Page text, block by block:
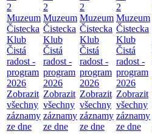
2
Muzeum
Čistecka
Klub
Čistá
radost -
program
2026
Zobrazit
všechny
záznamy
ze dne
2
Muzeum
Čistecka
Klub
Čistá
radost -
program
2026
Zobrazit
všechny
záznamy
ze dne
2
Muzeum
Čistecka
Klub
Čistá
radost -
program
2026
Zobrazit
všechny
záznamy
ze dne
2
Muzeum
Čistecka
Klub
Čistá
radost -
program
2026
Zobrazit
všechny
záznamy
ze dne